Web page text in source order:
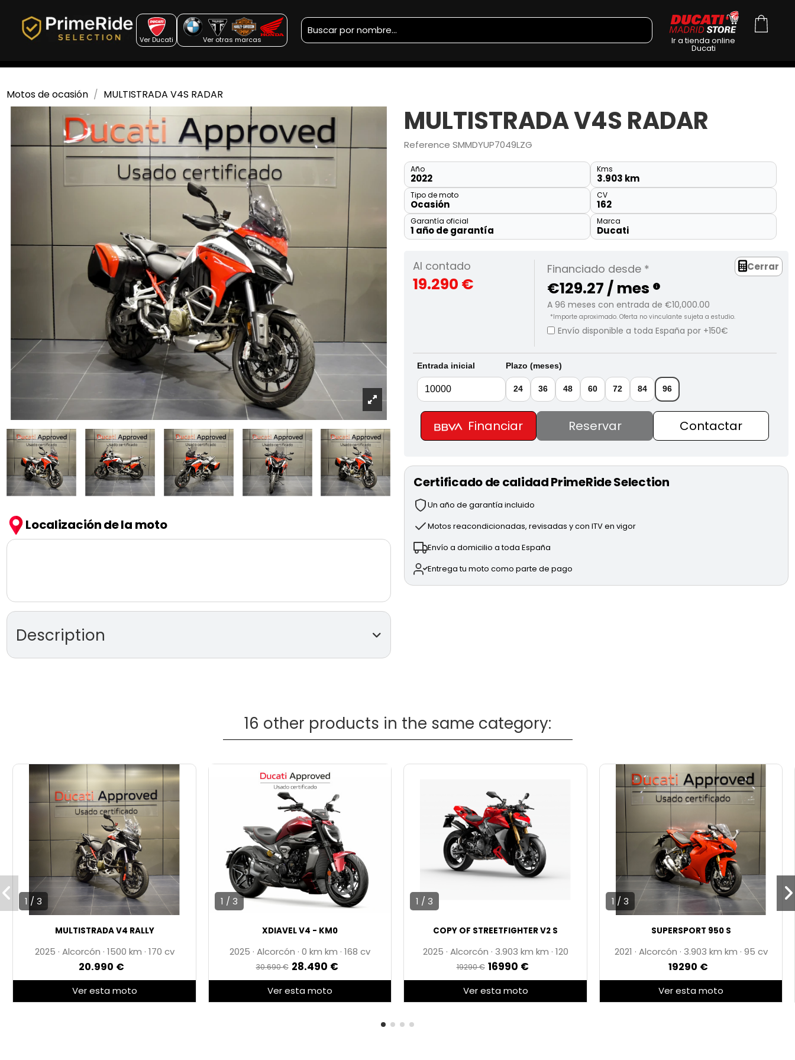
Ver Ducati Ver otras marcas Ir a tienda online
Ducati
Motos de ocasión MULTISTRADA V4S RADAR
Localización de la moto
Description
Motor Desmosedici Stradale V4 de 1,103 cc y 208 CV.
Suspensiones Öhlins electrónicas completamente regulables.
Sistema de frenada BREMBO Stylema con discos de 330 mm.
DTC EVO 2 (Ducati Traction Control), DWC EVO (Ducati Wheelie Control) y
ABS Cornering EVO.
Modos de conducción: RACE, SPORT y STREET.
Accesorios:
Portamatrículas de carbono.
* MOTO TOTALMENTE REVISADA
* 1 AÑO DE GARANTÍA
* PRECIO ANUNCIADO AL CONTADO
* IVA NO DEDUCIBLE
* ENVÍO DISPONIBLE
MULTISTRADA V4S RADAR
Reference SMMDYUP7049LZG
Año
2022
Kms
3.903 km
Tipo de moto
Ocasión
CV
162
Garantía oficial
1 año de garantía
Marca
Ducati
Al contado
19.290 €
Financiado desde *
€129.27 / mes info
A 96 meses con entrada de €10,000.00
*Importe aproximado. Oferta no vinculante sujeta a estudio.
Envío disponible a toda España por +150€
Cerrar
Entrada inicial Plazo (meses)
24 36 48 60 72 84 96
Financiar Reservar Contactar
Certificado de calidad PrimeRide Selection
Un año de garantía incluido
Motos reacondicionadas, revisadas y con ITV en vigor
Envío a domicilio a toda España
Entrega tu moto como parte de pago
16 other products in the same category:
1 / 3
MULTISTRADA V4 RALLY
2025 · Alcorcón · 1500 · 170 cv
20.990 €
Ver esta moto
1 / 3
XDIAVEL V4 - KM0
2025 · Alcorcón · 0 km · 168 cv
30.690 € 28.490 €
Ver esta moto
1 / 3
COPY OF STREETFIGHTER V2 S
2025 · Alcorcón · 3.903 km · 120
19290 € 16990 €
Ver esta moto
1 / 3
SUPERSPORT 950 S
2021 · Alcorcón · 3.903 km · 95 cv
19290 €
Ver esta moto